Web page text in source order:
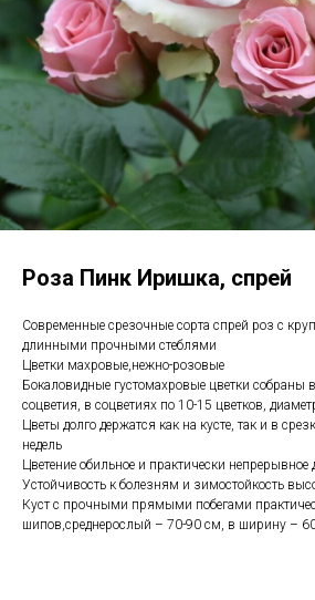
Роза Пинк Иришка, спрей
Современные срезочные сорта спрей роз с
длинными прочными стеблями
Цветки махровые,нежно-розовые
Бокаловидные густомахровые цветки собраны
соцветия, в соцветиях по 10-15 цветков,
Цветы долго держатся как на кусте, так и в
недель
Цветение обильное и практически непрерывное
Устойчивость к болезням и зимостойкость
Куст с прочными прямыми побегами
шипов,среднерослый – 70-90 см, в ширину –